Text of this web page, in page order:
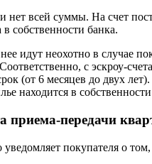
нет всей суммы. На счет
собственности банка.
идут неохотно в случае
с эскроу-
(от 6 месяцев до двух
находится в
приема-передачи
покупателя о